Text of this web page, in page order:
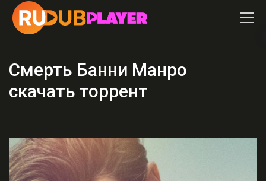
Смерть Банни Манро
скачать торрент